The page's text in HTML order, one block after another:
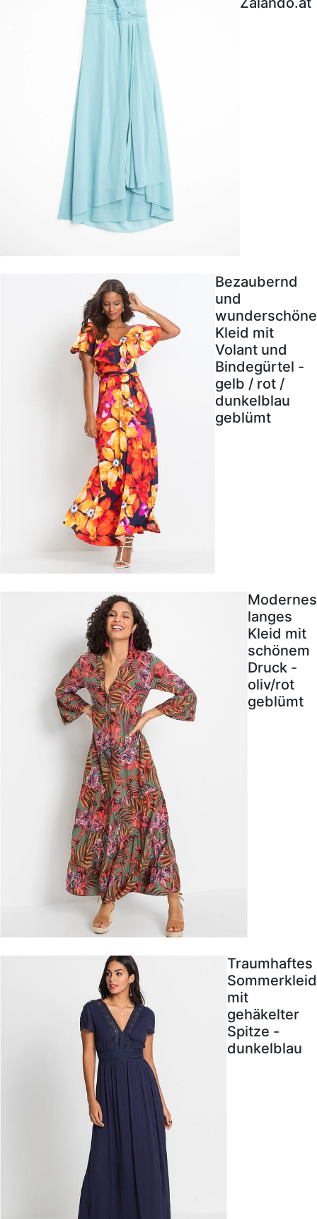
Bezaubernd
und
wunderschöne
Kleid mit
Volant und
Bindegürtel -
gelb / rot /
dunkelblau
geblümt
Modernes
langes
Kleid mit
schönem
Druck -
oliv/rot
geblümt
Traumhaftes
Sommerkleid
mit
gehäkelter
Spitze -
dunkelblau